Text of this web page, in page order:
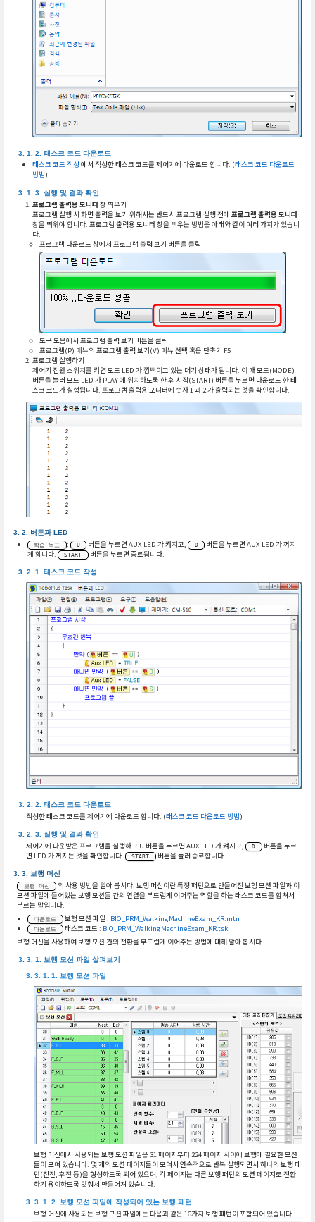
태스크 코드 다운로드
태스크 코드 작성에서 작성한 태스크 코드를 제어기에 다운로드 합니다. (태스크 코드 다운로드
방법)
실행 및 결과 확인
프로그램 출력용 모니터 창 띄우기
프로그램 실행 시 화면 출력을 보기 위해서는 반드시 프로그램 실행 전에 프로그램 출력용 모니터
창을 띄워야 합니다. 프로그램 출력용 모니터 창을 띄우는 방법은 아래와 같이 여러 가지가 있습니
다.
프로그램 다운로드 창에서 프로그램 출력 보기 버튼을 클릭
도구 모음에서 프로그램 출력 보기 버튼을 클릭
프로그램(P) 메뉴의 프로그램 출력 보기(V) 메뉴 선택 혹은 단축키 F5
프로그램 실행하기
제어기 전원 스위치를 켜면 모드 LED 가 깜빡이고 있는 대기 상태가 됩니다. 이 때 모드(MODE)
버튼을 눌러 모드 LED 가 PLAY 에 위치하도록 한 후 시작(START) 버튼을 누르면 다운로드 한 태
스크 코드가 실행됩니다. 프로그램 출력용 모니터에 숫자 1 과 2 가 출력되는 것을 확인합니다.
버튼과 LED
학습 목표 : U 버튼을 누르면 AUX LED 가 켜지고, D
버튼을 누르면 AUX LED 가 꺼지
게 합니다.
START 버튼을 누르면 종료됩니다.
태스크 코드 작성
태스크 코드 다운로드
작성한 태스크 코드를 제어기에 다운로드 합니다. (태스크 코드 다운로드 방법)
실행 및 결과 확인
제어기에 다운받은 프로그램을 실행하고 U 버튼을 누르면 AUX LED 가 켜지고, D
버튼을 누르
면 LED 가 꺼지는 것을 확인합니다.
START 버튼을 눌러 종료합니다.
보행 머신
보행 머신
의 사용 방법을 알아 봅시다. 보행 머신이란 특정 패턴으로 만들어진 보행 모션 파일과 이
모션 파일에 들어있는 보행 모션들 간의 연결을 부드럽게 이어주는 역할을 하는 태스크 코드를 합쳐서
부르는 말입니다.
다운로드 보행 모션 파일 : BIO_PRM_WalkingMachineExam_KR.mtn
다운로드 태스크 코드 : BIO_PRM_WalkingMachineExam_KR.tsk
보행 머신을 사용하여 보행 모션 간의 전환을 부드럽게 이어주는 방법에 대해 알아 봅시다.
보행 모션 파일 살펴보기
보행 모션 파일
보행 머신에서 사용되는 보행 모션 파일은 31 페이지부터 224 페이지 사이에 보행에 필요한 모션
들이 모여 있습니다. 몇 개의 모션 페이지들이 모여서 연속적으로 반복 실행되면서 하나의 보행 패
턴(전진, 후진 등)을 형성하도록 되어 있으며, 각 페이지는 다른 보행 패턴의 모션 페이지로 전환
하기 용이하도록 맞춰서 만들어져 있습니다.
보행 모션 파일에 작성되어 있는 보행 패턴
보행 머신에 사용되는 보행 모션 파일에는 다음과 같은 16가지 보행 패턴이 포함되어 있습니다.